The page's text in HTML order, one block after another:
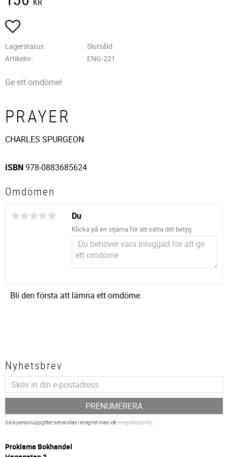
Lägg till i favoriter
Lagerstatus
Slutsåld
Artikelnr
ENG-221
Ge ett omdöme!
PRAYER
CHARLES SPURGEON
ISBN978-0883685624
Omdömen
Du
Klicka på en stjärna för att sätta ditt betyg
Bli den första att lämna ett omdöme.
Nyhetsbrev
PRENUMERERA
Dina personuppgifter behandlas i enlighet med vårintegritetspolicy.
Proklama Bokhandel